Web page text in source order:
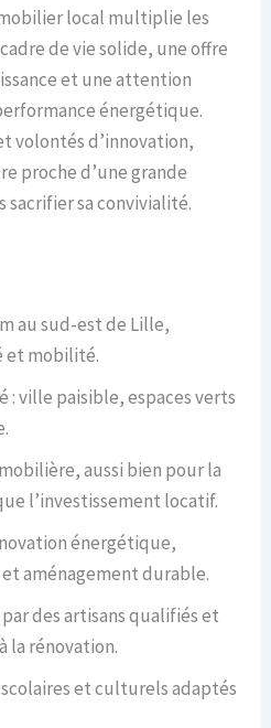
local multiplie les
de vie solide, une offre
et une attention
énergétique.
volontés d’innovation,
proche d’une grande
sacrifier sa convivialité.
au sud-est de Lille,
et mobilité.
: ville paisible, espaces verts
aussi bien pour la
l’investissement locatif.
énergétique,
aménagement durable.
des artisans qualifiés et
la rénovation.
et culturels adaptés